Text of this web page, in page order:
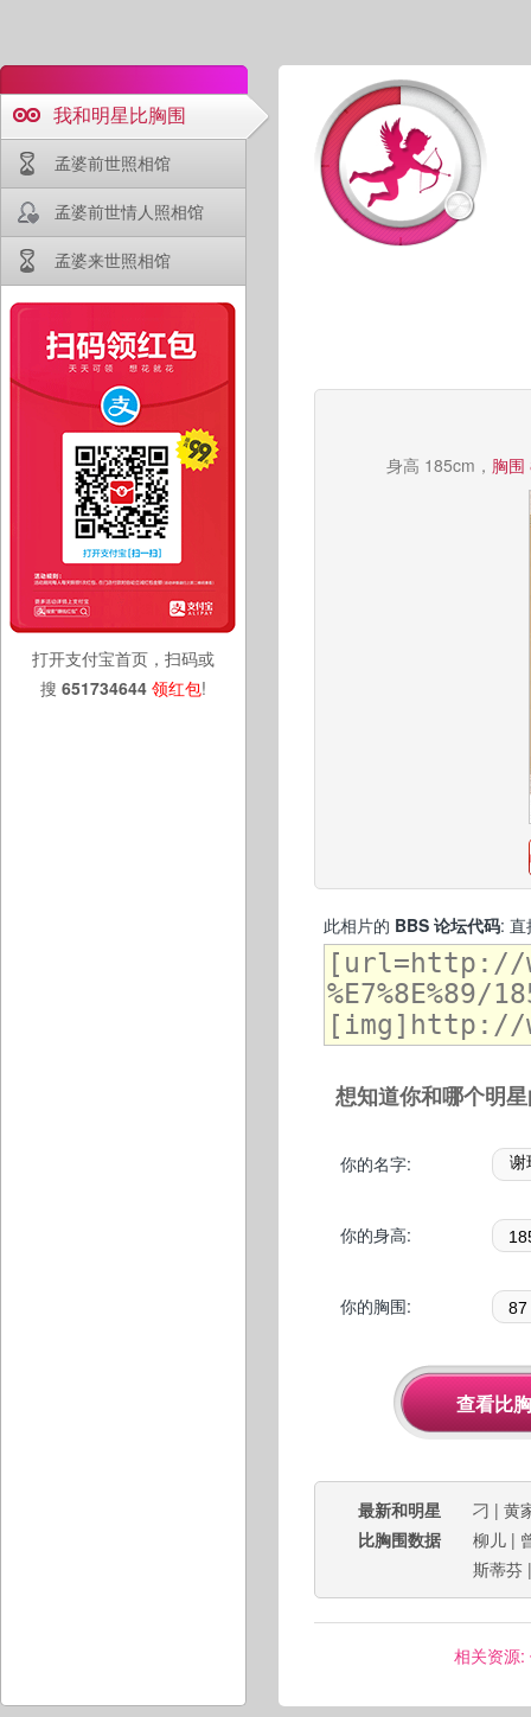
我和明星比胸围
孟婆前世照相馆
孟婆前世情人照相馆
孟婆来世照相馆
打开支付宝首页，扫码或
搜 651734644 领红包!
身高 185cm， 胸围
此相片的 BBS 论坛代码: 直
想知道你和哪个明
你的名字:
你的身高:
你的胸围:
最新和明星
比胸围数据
刁 | 黄
柳儿 |
斯蒂芬
相关资源: